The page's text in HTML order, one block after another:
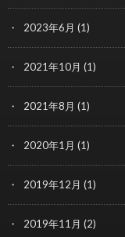
2023年6月 (1)
2021年10月 (1)
2021年8月 (1)
2020年1月 (1)
2019年12月 (1)
2019年11月 (2)